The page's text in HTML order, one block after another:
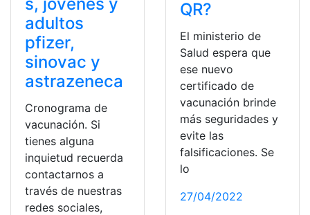
adultos
pfizer,
sinovac y
astrazeneca
Cronograma de
vacunación. Si
tienes alguna
inquietud recuerda
contactarnos a
través de nuestras
redes sociales,
QR?
El ministerio de
Salud espera que
ese nuevo
certificado de
vacunación brinde
más seguridades y
evite las
falsificaciones. Se
lo
27/04/2022